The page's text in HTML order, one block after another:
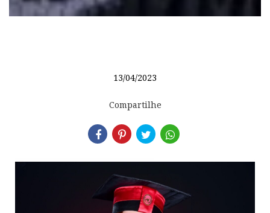
13/04/2023
Compartilhe